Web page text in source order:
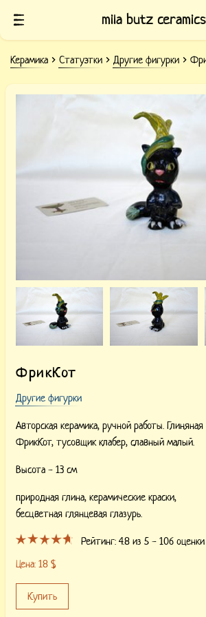
mila butz ceramics
Керамика Статуэтки Другие фигурки
Керамический ФрикКот
ФрикКот
Другие фигурки
Авторская керамика, ручной работы.
ФрикКот, тусовщик клабер, славный малый.
Высота - 13 см
природная глина, керамические краски,
бесцветная глянцевая глазурь.
Рейтинг:4.8 из 5 -106 оценки
Цена: 18 $
Купить